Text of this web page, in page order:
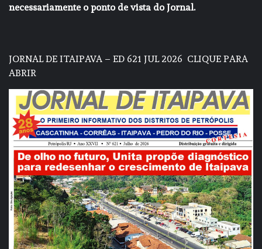
necessariamente o ponto de vista do Jornal.
JORNAL DE ITAIPAVA – ED 621 JUL 2026 CLIQUE PARA
ABRIR